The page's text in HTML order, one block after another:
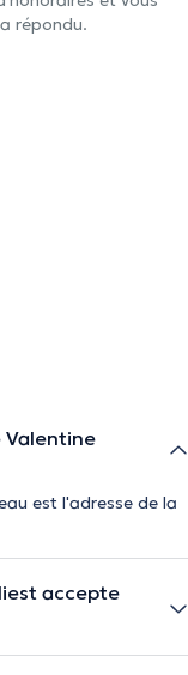
répondu.
Valentine
est l'adresse de la
accepte